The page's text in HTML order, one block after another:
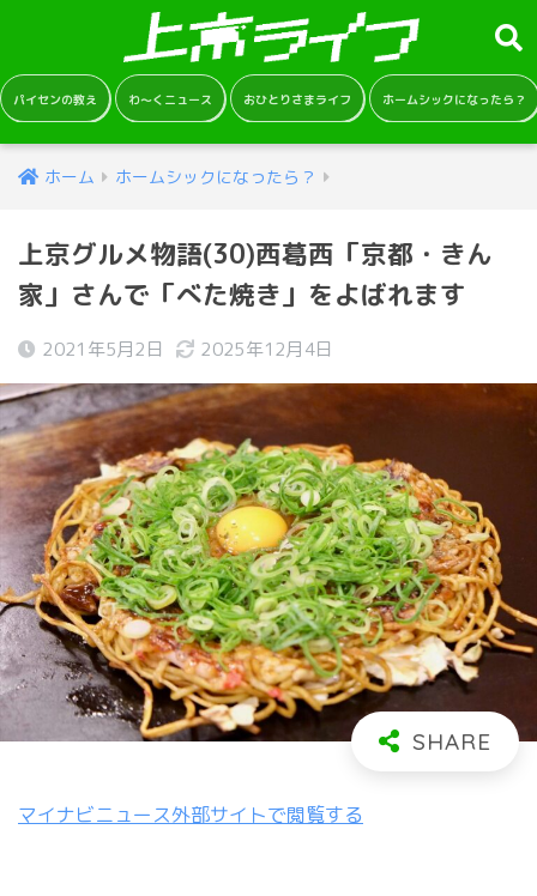
パイセンの教え わ～くニュース おひとりさまライフ ホームシックになったら？
ホーム ホームシックになったら？
上京グルメ物語(30)西葛西「京都・きん
家」さんで「べた焼き」をよばれます
2021年5月2日 2025年12月4日
マイナビニュース外部サイトで閲覧する